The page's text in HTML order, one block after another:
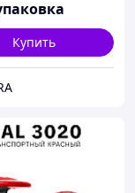
Купить